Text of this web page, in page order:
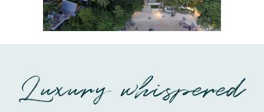
Luxury whispered